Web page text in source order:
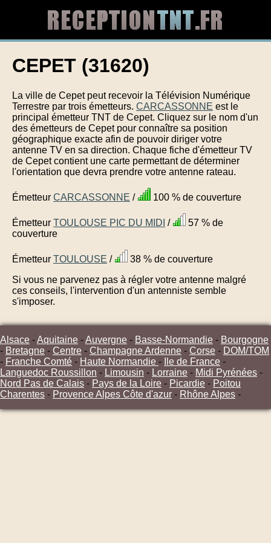
CEPET (31620)
La ville de Cepet peut recevoir la Télévision Numérique
Terrestre par trois émetteurs. CARCASSONNE est le
principal émetteur TNT de Cepet. Cliquez sur le nom d'un
des émetteurs de Cepet pour connaître sa position
géographique exacte afin de pouvoir diriger votre
antenne TV en sa direction. Chaque fiche d'émetteur TV
de Cepet contient une carte permettant de déterminer
l'orientation que devra prendre votre antenne rateau.
Émetteur CARCASSONNE / 100 % de couverture
Émetteur TOULOUSE PIC DU MIDI /
57 % de
couverture
Émetteur TOULOUSE /
38 % de couverture
Si vous ne parvenez pas à régler votre antenne malgré
ces conseils, l'intervention d'un antenniste semble
s'imposer.
Alsace -Aquitaine -Auvergne - Basse-Normandie - Bourgogne
- Bretagne - Centre - Champagne Ardenne - Corse - DOM/TOM
- Franche Comté - Haute Normandie - Ile de France -
Languedoc Roussillon - Limousin - Lorraine - Midi Pyrénées -
Nord Pas de Calais - Pays de la Loire - Picardie - Poitou
Charentes - Provence Alpes Côte d'azur - Rhône Alpes -